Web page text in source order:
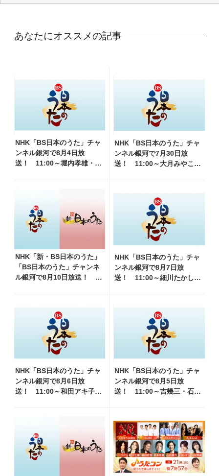
あなたにオススメの記事
NHK「BS日本のうた」チャ
ンネル銀河で8月4日放
送！ 11:00～堀内孝雄・山
放送回の出演者・曲目情報
NHK「BS日本のうた」チャ
ンネル銀河で7月30日放
送！ 11:00～大月みやこ・
各放送回の出演者・曲目情報
NHK「新・BS日本のうた」
「BS日本のうた」チャンネ
ル銀河で8月10日放送！
小椋佳・石川さゆり他登
場！ 各放送回の出演者・
NHK「BS日本のうた」チャ
ンネル銀河で8月7日放
送！ 11:00～細川たかし・
場！ 各放送回の出演者・曲
NHK「BS日本のうた」チャ
ンネル銀河で8月6日放
送！ 11:00～和田アキ子・
NHK「BS日本のうた」チャ
ンネル銀河で8月5日放
送！ 11:00～吉幾三・石原
場！ 各放送回の出演者・曲
目情報